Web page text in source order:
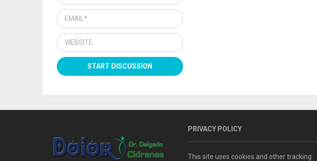
PRIVACY POLICY
This site uses cookies and other tracking